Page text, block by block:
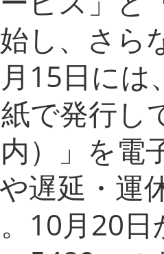
し、さら
15日に
で発行し
）」を電
遅延・運
10月20